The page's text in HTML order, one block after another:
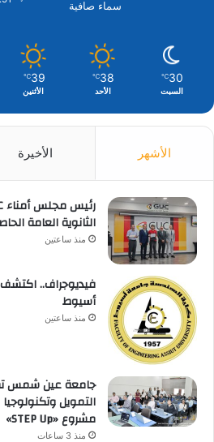
سماء صافية
30
℃
السبت
38
℃
الأحد
39
℃
الأثنين
الأشهر الأخيرة
الثانوية العامة
منذ ساعتين
فيديوجراف..
أسيوط
منذ ساعتين
جامعة عين شمس
التمويل
مشروع «STEP Up»
منذ 3 ساعات